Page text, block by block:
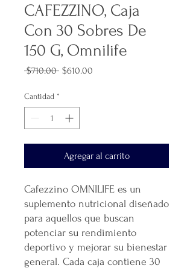
CAFEZZINO, Caja
Con 30 Sobres De
150 G, Omnilife
$710.00 Precio
$610.00
Cantidad *
Agregar al carrito
Cafezzino OMNILIFE es un
suplemento nutricional diseñado
para aquellos que buscan
potenciar su rendimiento
deportivo y mejorar su bienestar
general. Cada caja contiene 30